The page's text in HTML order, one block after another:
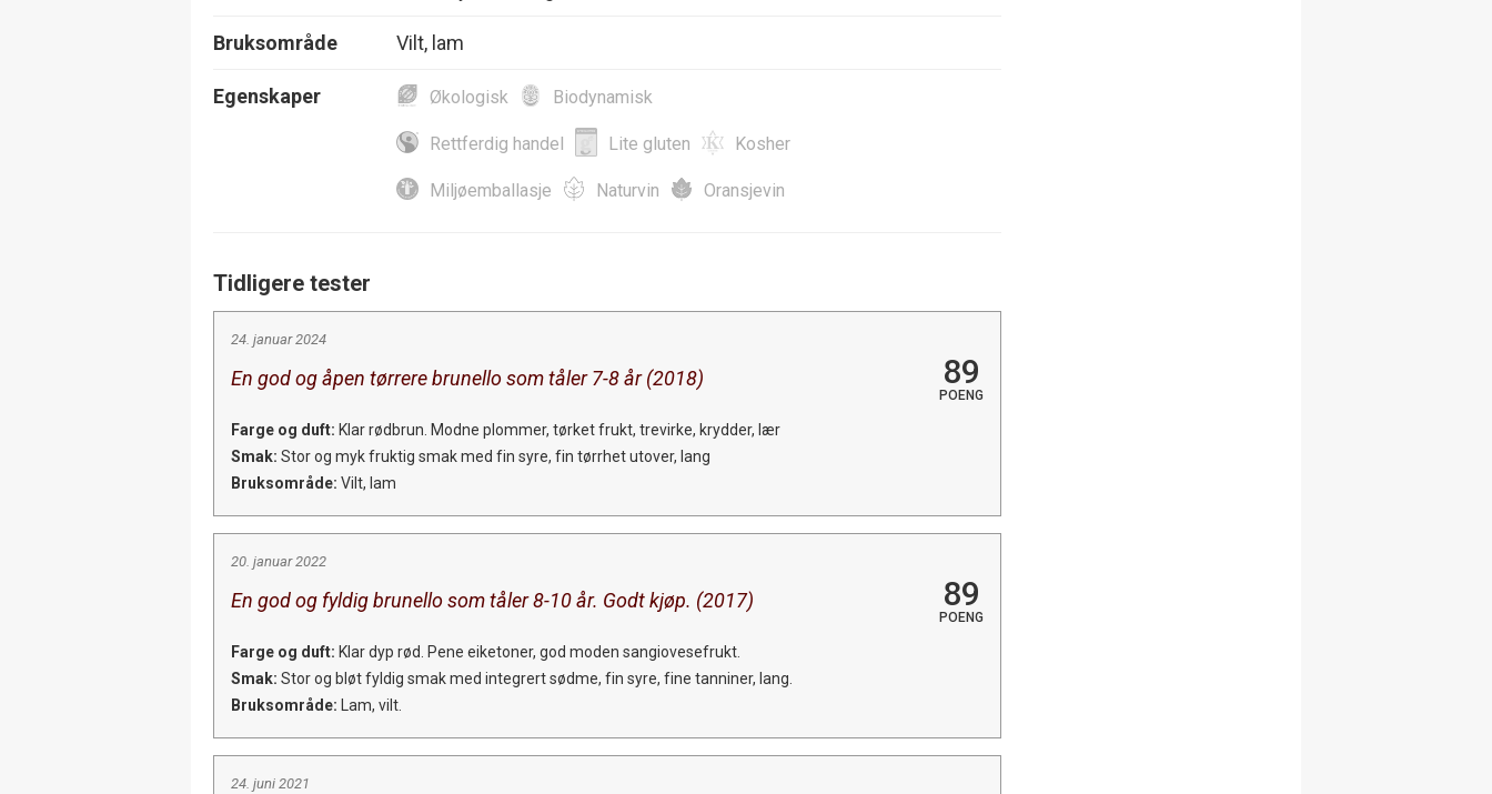
Bruksområde Vilt, lam
Egenskaper Økologisk Biodynamisk
Rettferdig handel Lite gluten Kosher
Miljøemballasje Naturvin Oransjevin
Tidligere tester
24. januar 2024
En god og åpen tørrere brunello som tåler 7-8 år (2018) 89
POENG
Farge og duft: Klar rødbrun. Modne plommer, tørket frukt, trevirke, krydder, lær
Smak: Stor og myk fruktig smak med fin syre, fin tørrhet utover, lang
Bruksområde: Vilt, lam
20. januar 2022
En god og fyldig brunello som tåler 8-10 år. Godt kjøp. (2017) 89
POENG
Farge og duft: Klar dyp rød. Pene eiketoner, god moden sangiovesefrukt.
Smak: Stor og bløt fyldig smak med integrert sødme, fin syre, fine tanniner, lang.
Bruksområde: Lam, vilt.
24. juni 2021